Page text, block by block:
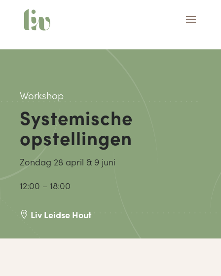
Workshop
Systemische
opstellingen
Zondag 28 april & 9 juni
12:00 – 18:00
 Liv Leidse Hout